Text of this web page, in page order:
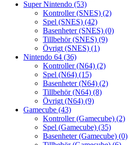
Super Nintendo (53)
Kontroller (SNES) (2)
Spel (SNES) (42)
Basenheter (SNES) (0)
Tillbehör (SNES) (9)
Övrigt (SNES) (1)
Nintendo 64 (36)
Kontroller (N64) (2)
Spel (N64) (15)
Basenheter (N64) (2)
Tillbehör (N64) (8)
Övrigt (N64) (9)
Gamecube (43)
Kontroller (Gamecube) (2)
Spel (Gamecube) (35)
Basenheter (Gamecube) (0)